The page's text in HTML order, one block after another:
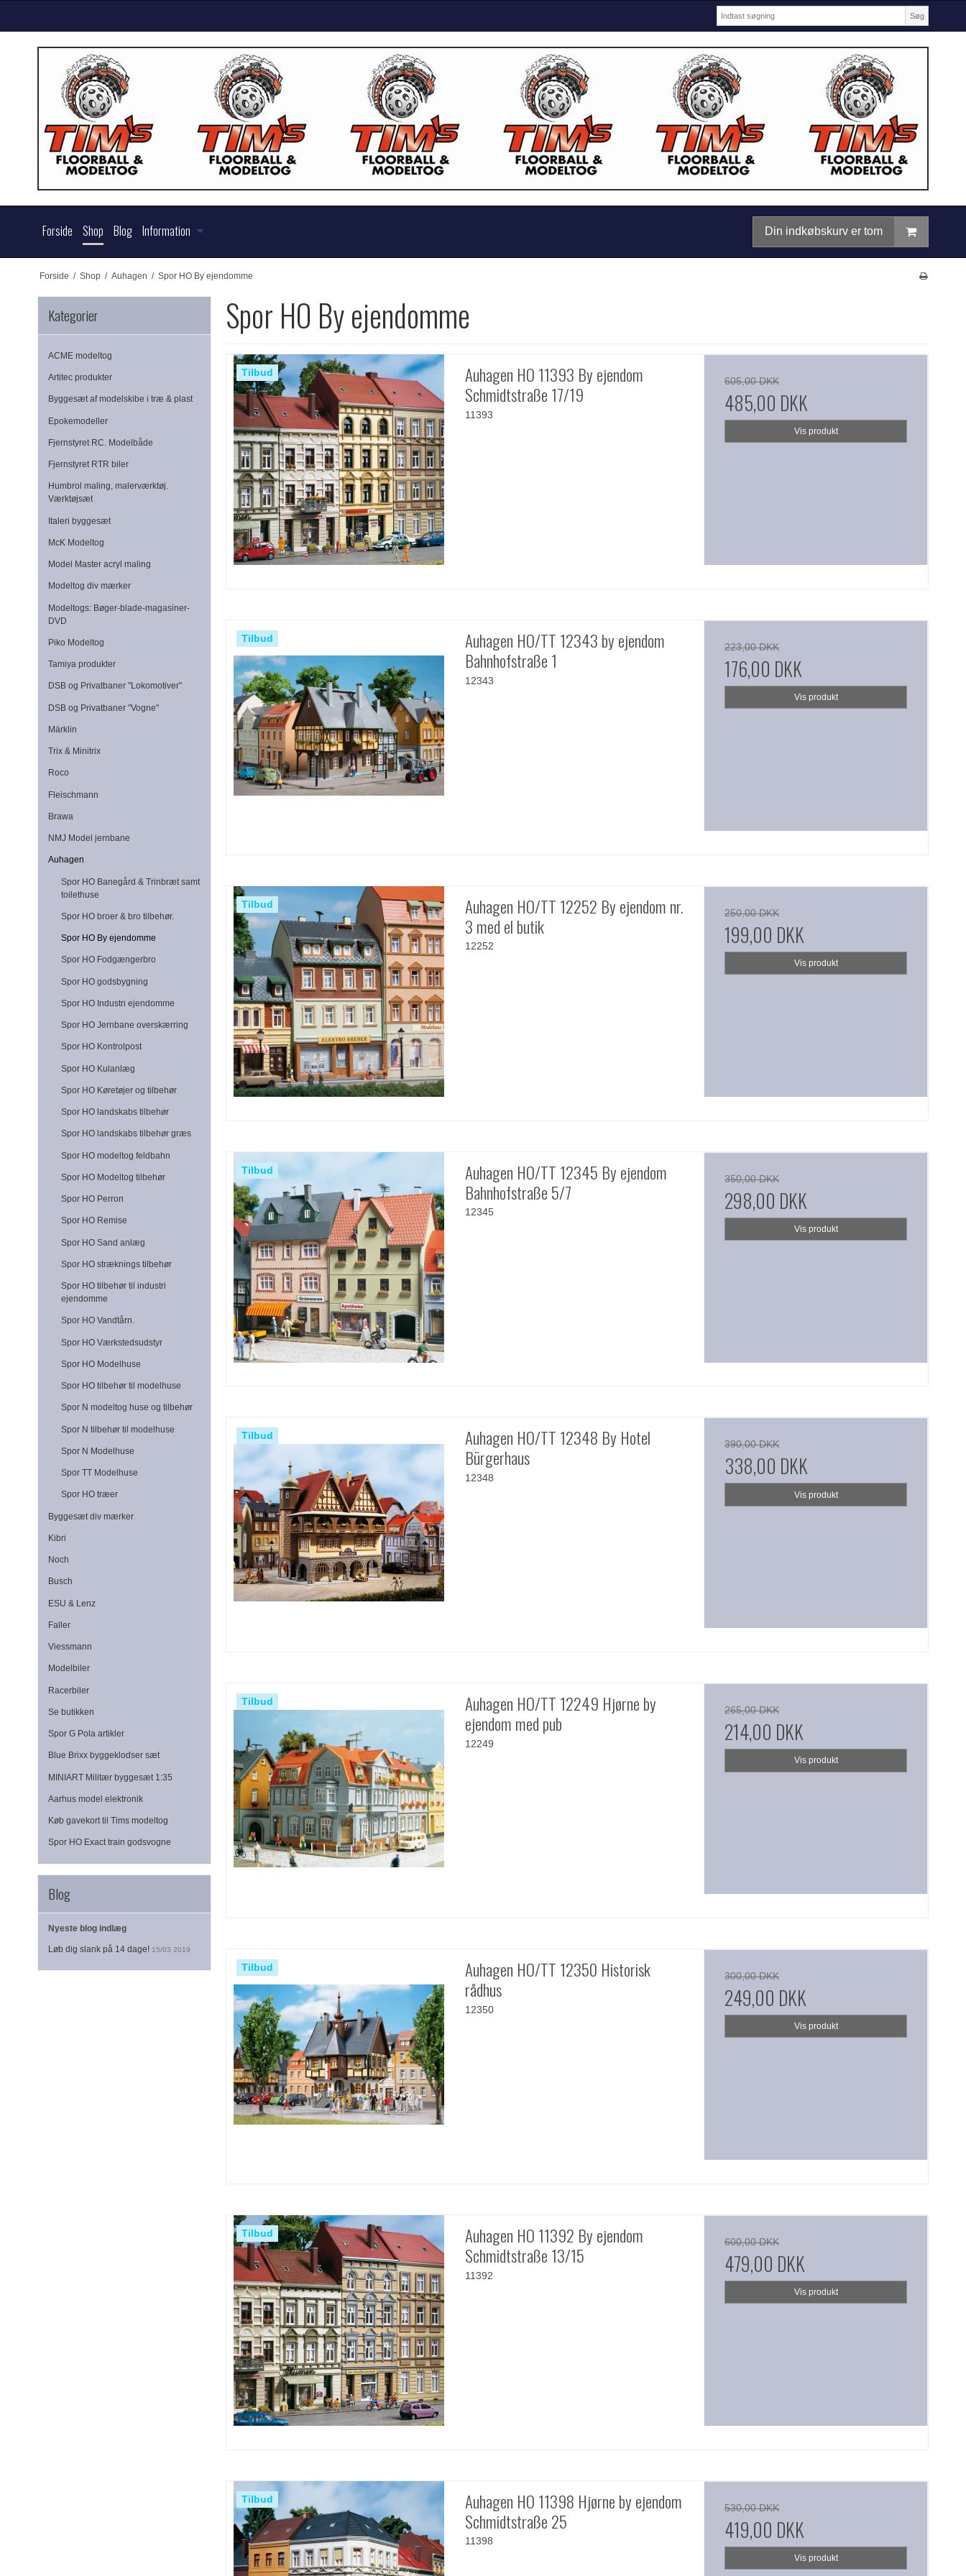
Søg
Forside Shop Blog Information Din indkøbskurv er tom
Forside / Shop / Auhagen / Spor HO By ejendomme
Kategorier
ACME modeltog
Artitec produkter
Byggesæt af modelskibe i træ & plast
Epokemodeller
Fjernstyret RC. Modelbåde
Fjernstyret RTR biler
Humbrol maling, malerværktøj.
Værktøjsæt
Italeri byggesæt
McK Modeltog
Model Master acryl maling
Modeltog div mærker
Modeltogs: Bøger-blade-magasiner-
DVD
Piko Modeltog
Tamiya produkter
DSB og Privatbaner "Lokomotiver"
DSB og Privatbaner "Vogne"
Märklin
Trix & Minitrix
Roco
Fleischmann
Brawa
NMJ Model jernbane
Auhagen
Spor HO Banegård & Trinbræt samt
toilethuse
Spor HO broer & bro tilbehør.
Spor HO By ejendomme
Spor HO Fodgængerbro
Spor HO godsbygning
Spor HO Industri ejendomme
Spor HO Jernbane overskærring
Spor HO Kontrolpost
Spor HO Kulanlæg
Spor HO Køretøjer og tilbehør
Spor HO landskabs tilbehør
Spor HO landskabs tilbehør græs
Spor HO modeltog feldbahn
Spor HO Modeltog tilbehør
Spor HO Perron
Spor HO Remise
Spor HO Sand anlæg
Spor HO stræknings tilbehør
Spor HO tilbehør til industri
ejendomme
Spor HO Vandtårn.
Spor HO Værkstedsudstyr
Spor HO Modelhuse
Spor HO tilbehør til modelhuse
Spor N modeltog huse og tilbehør
Spor N tilbehør til modelhuse
Spor N Modelhuse
Spor TT Modelhuse
Spor HO træer
Byggesæt div mærker
Kibri
Noch
Busch
ESU & Lenz
Faller
Viessmann
Modelbiler
Racerbiler
Se butikken
Spor G Pola artikler
Blue Brixx byggeklodser sæt
MINIART Militær byggesæt 1:35
Aarhus model elektronik
Køb gavekort til Tims modeltog
Spor HO Exact train godsvogne
Blog
Nyeste blog indlæg
Løb dig slank på 14 dage! 15/03 2019
Spor HO By ejendomme
Tilbud
Auhagen HO 11393 By ejendom
Schmidtstraße 17/19
11393
605,00 DKK
485,00 DKK
Vis produkt
Tilbud
Auhagen HO/TT 12343 by ejendom
Bahnhofstraße 1
12343
223,00 DKK
176,00 DKK
Vis produkt
Tilbud
Auhagen HO/TT 12252 By ejendom nr.
3 med el butik
12252
250,00 DKK
199,00 DKK
Vis produkt
Tilbud
Auhagen HO/TT 12345 By ejendom
Bahnhofstraße 5/7
12345
350,00 DKK
298,00 DKK
Vis produkt
Tilbud
Auhagen HO/TT 12348 By Hotel
Bürgerhaus
12348
390,00 DKK
338,00 DKK
Vis produkt
Tilbud
Auhagen HO/TT 12249 Hjørne by
ejendom med pub
12249
265,00 DKK
214,00 DKK
Vis produkt
Tilbud
Auhagen HO/TT 12350 Historisk
rådhus
12350
300,00 DKK
249,00 DKK
Vis produkt
Tilbud
Auhagen HO 11392 By ejendom
Schmidtstraße 13/15
11392
600,00 DKK
479,00 DKK
Vis produkt
Tilbud
Auhagen HO 11398 Hjørne by ejendom
Schmidtstraße 25
11398
530,00 DKK
419,00 DKK
Vis produkt